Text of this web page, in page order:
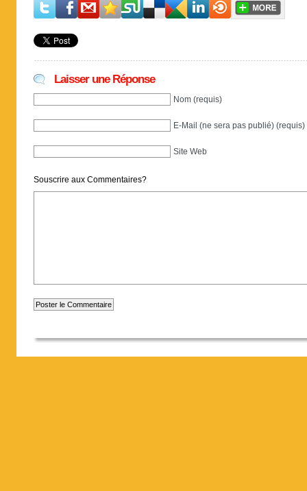
Laisser une Réponse
Nom (requis)
E-Mail (ne sera pas publié) (requis)
Site Web
Souscrire aux Commentaires?